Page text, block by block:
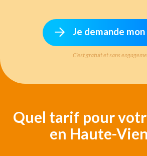
Je demande
C'est gratuit et sans
Quel tarif pour
en Haute-